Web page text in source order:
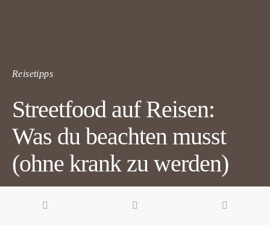
Reisetipps
Streetfood auf Reisen:
Was du beachten musst
(ohne krank zu werden)